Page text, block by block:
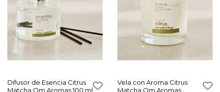
Difusor de Esencia Citrus
Matcha Om Aromas 100 ml
Vela con Aroma Citrus
Matcha Om Aromas